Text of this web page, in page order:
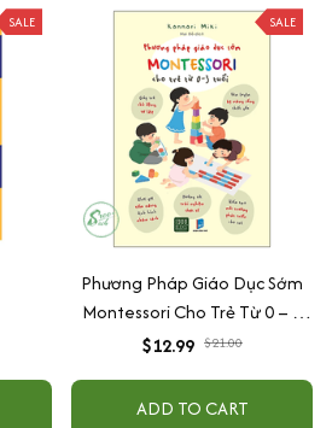
SALE SALE
Phương Pháp Giáo Dục Sớm
Montessori Cho Trẻ Từ 0 – 3
Tuổi
$12.99 $21.00
ADD TO CART